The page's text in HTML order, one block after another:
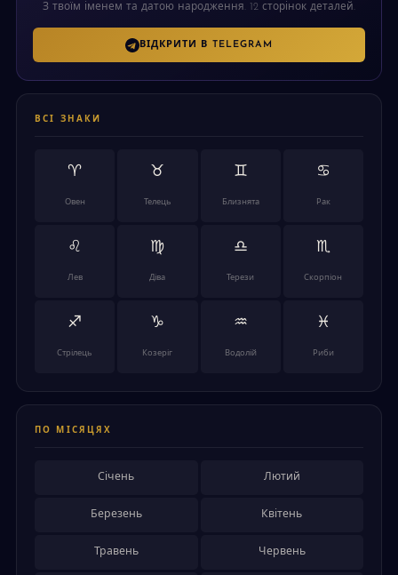
З твоїм іменем та датою народження. 12 сторінок деталей.
ВІДКРИТИ В TELEGRAM
ВСІ ЗНАКИ
♈
Овен
♉
Телець
♊
Близнята
♋
Рак
♌
Лев
♍
Діва
♎
Терези
♏
Скорпіон
♐
Стрілець
♑
Козеріг
♒
Водолій
♓
Риби
ПО МІСЯЦЯХ
Січень Лютий
Березень Квітень
Травень Червень